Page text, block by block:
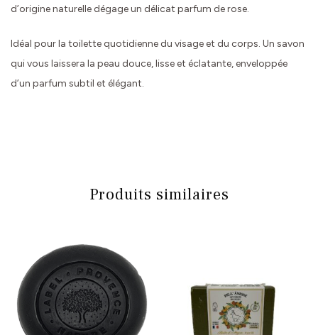
d’origine naturelle dégage un délicat parfum de rose.
Idéal pour la toilette quotidienne du visage et du corps. Un savon
qui vous laissera la peau douce, lisse et éclatante, enveloppée
d’un parfum subtil et élégant.
Produits similaires